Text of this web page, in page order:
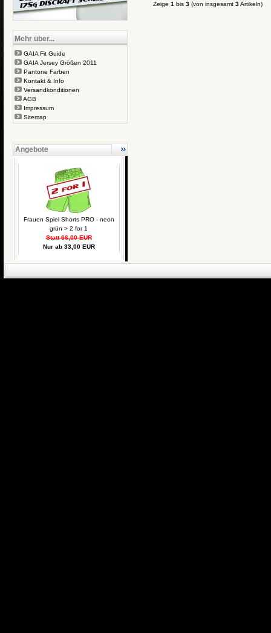
Mehr über...
GAIA Fit Guide
GAIA Jersey Größen 2011
Pantone Farben
Kontakt & Info
Versandkonditionen
AGB
Impressum
Sitemap
Angebote
Frauen Spiel Shorts PRO - neon
grün > 2 for 1
Statt 66,00 EUR
Nur ab 33,00 EUR
Zeige 1 bis 3(von insgesamt 3Artikeln)